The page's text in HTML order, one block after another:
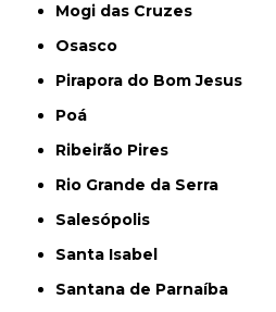
Mogi das Cruzes
Osasco
Pirapora do Bom Jesus
Poá
Ribeirão Pires
Rio Grande da Serra
Salesópolis
Santa Isabel
Santana de Parnaíba